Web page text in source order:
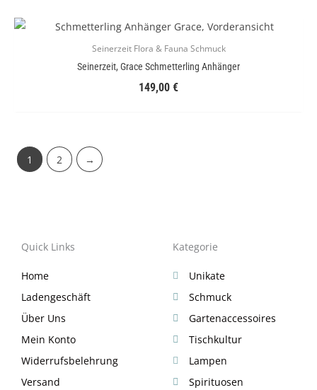
Seinerzeit Flora & Fauna Schmuck
Seinerzeit, Grace Schmetterling Anhänger
149,00 €
1 2 →
Quick Links
Home
Ladengeschäft
Über Uns
Mein Konto
Widerrufsbelehrung
Versand
Kategorie
Unikate
Schmuck
Gartenaccessoires
Tischkultur
Lampen
Spirituosen